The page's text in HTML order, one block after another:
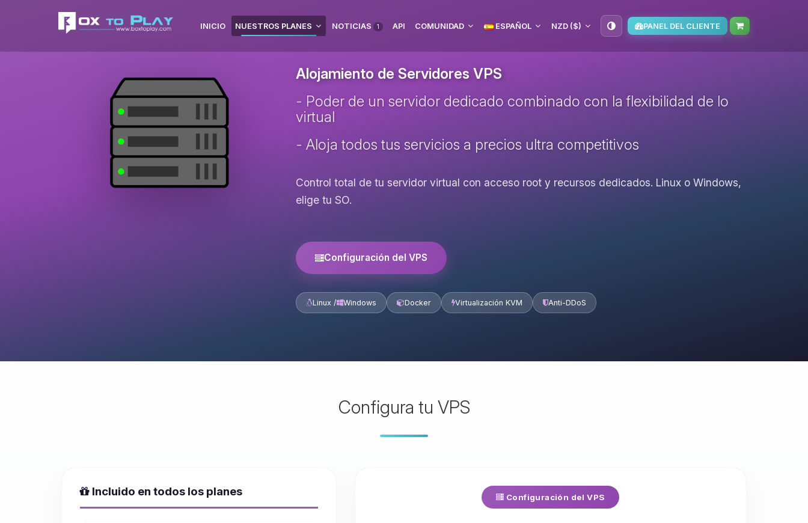
INICIO NUESTROS PLANES NOTICIAS 1 API COMUNIDAD ESPAÑOL NZD ($) PANEL DEL CLIENTE
Alojamiento de Servidores VPS
- Poder de un servidor dedicado combinado con la flexibilidad de lo
virtual
- Aloja todos tus servicios a precios ultra competitivos
Control total de tu servidor virtual con acceso root y recursos dedicados. Linux o Windows,
elige tu SO.
Configuración del VPS
Linux / Windows Docker Virtualización KVM Anti-DDoS
Configura tu VPS
Incluido en todos los planes Configuración del VPS